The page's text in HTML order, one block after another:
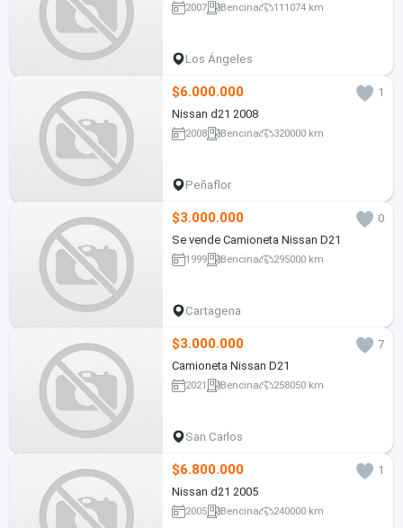
2007 Bencina 111074 km
Los Ángeles
$6.000.000
1
Nissan d21 2008
2008 Bencina 320000 km
Peñaflor
$3.000.000
0
Se vende Camioneta Nissan D21
1999 Bencina 295000 km
Cartagena
$3.000.000
7
Camioneta Nissan D21
2021 Bencina 258050 km
San Carlos
$6.800.000
1
Nissan d21 2005
2005 Bencina 240000 km